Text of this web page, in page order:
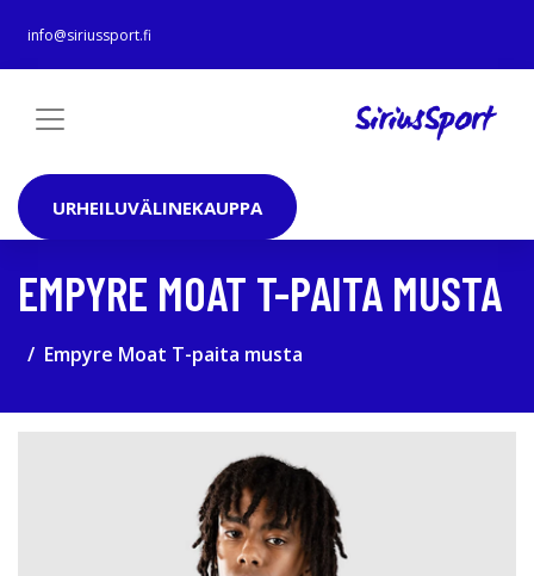
info@siriussport.fi
URHEILUVÄLINEKAUPPA
EMPYRE MOAT T-PAITA MUSTA
Empyre Moat T-paita musta